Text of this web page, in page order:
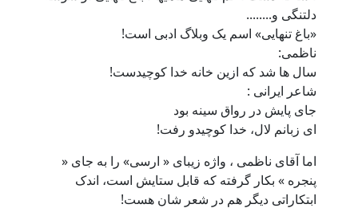
دلتنگی و........
«باغ تنهایی» اسم یک وبلاگ ادبی است!
ناظمی:
سال ها شد که ازین خانه خدا کوچیدست!
شاعر ایرانی :
جای پایش در رواق سینه بود
ای زبانم لال، خدا کوچیدو رفت!
اما آقای ناظمی ، واژه زیبای « ارسی» را به جای «
پنجره » بکار گرفته که قابل ستایش است، اندک
ابتکاراتی دیگر هم در شعر شان هست!